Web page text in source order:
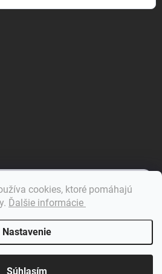
cookies, ktoré pomáhajú
. Ďalšie informácie
Nastavenie
Súhlasím
a platba
. Všetky práva vyhradené.
nájsť správny diel. Napíšte mi.